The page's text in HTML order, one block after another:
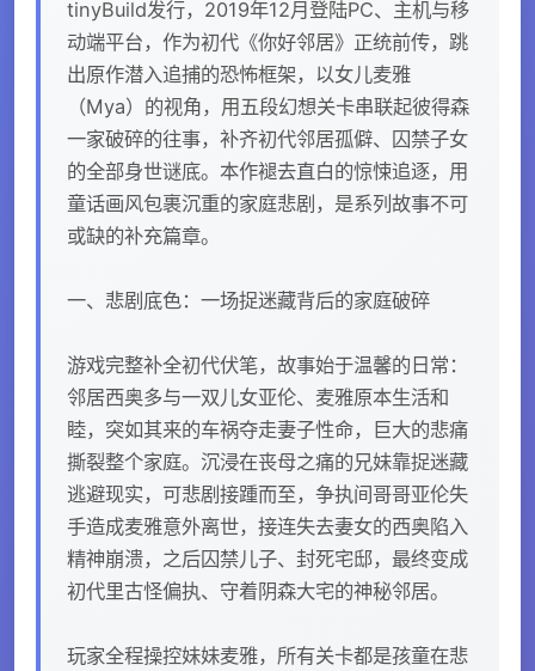
tinyBuild发行，2019年12月登陆PC、主机与移
动端平台，作为初代《你好邻居》正统前传，跳
出原作潜入追捕的恐怖框架，以女儿麦雅
（Mya）的视角，用五段幻想关卡串联起彼得森
一家破碎的往事，补齐初代邻居孤僻、囚禁子女
的全部身世谜底。本作褪去直白的惊悚追逐，用
童话画风包裹沉重的家庭悲剧，是系列故事不可
或缺的补充篇章。
一、悲剧底色：一场捉迷藏背后的家庭破碎
游戏完整补全初代伏笔，故事始于温馨的日常：
邻居西奥多与一双儿女亚伦、麦雅原本生活和
睦，突如其来的车祸夺走妻子性命，巨大的悲痛
撕裂整个家庭。沉浸在丧母之痛的兄妹靠捉迷藏
逃避现实，可悲剧接踵而至，争执间哥哥亚伦失
手造成麦雅意外离世，接连失去妻女的西奥陷入
精神崩溃，之后囚禁儿子、封死宅邸，最终变成
初代里古怪偏执、守着阴森大宅的神秘邻居。
玩家全程操控妹妹麦雅，所有关卡都是孩童在悲